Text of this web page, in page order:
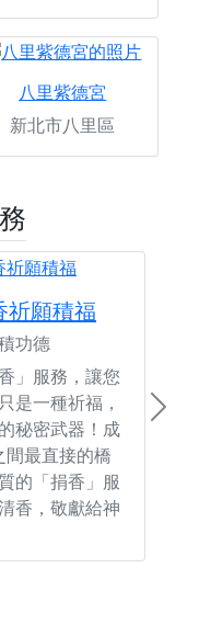
八里紫德宮
新北市八里區
祈願積福
功德
」服務，讓您
是一種祈福，
秘密武器！成
最直接的橋
的「捐香」服
香，敬獻給神
Next